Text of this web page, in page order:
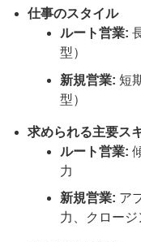
仕事のスタイル
ルート営業:
型）
新規営業: 短
型）
求められる主要ス
ルート営業:
力
新規営業: ア
力、クロー